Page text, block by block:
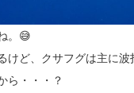
。😅
けど、クサフグは主に
ら・・・？